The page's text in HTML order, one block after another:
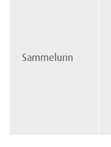
Sammelurin